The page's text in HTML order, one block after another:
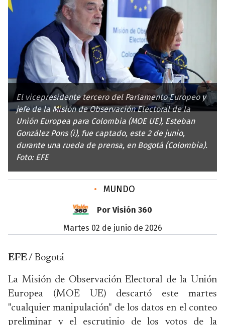
El vicepresidente tercero del Parlamento Europeo y
jefe de la Misión de Observación Electoral de la
Unión Europea para Colombia (MOE UE), Esteban
González Pons (i), fue captado, este 2 de junio,
durante una rueda de prensa, en Bogotá (Colombia).
Foto: EFE
• MUNDO
Por Visión 360
martes 02 de junio de 2026
EFE / Bogotá
La Misión de Observación Electoral de la Unión
Europea (MOE UE) descartó este martes
"cualquier manipulación" de los datos en el conteo
preliminar y el escrutinio de los votos de la